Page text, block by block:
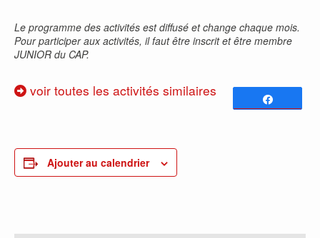
Le programme des activités est diffusé et change chaque mois.
Pour participer aux activités, il faut être inscrit et être membre
JUNIOR du CAP.
voir toutes les activités similaires
Ajouter au calendrier